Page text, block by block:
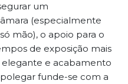
um
(especialmente
mão), o apoio para o
de exposição mais
elegante e acabamento
funde-se com a